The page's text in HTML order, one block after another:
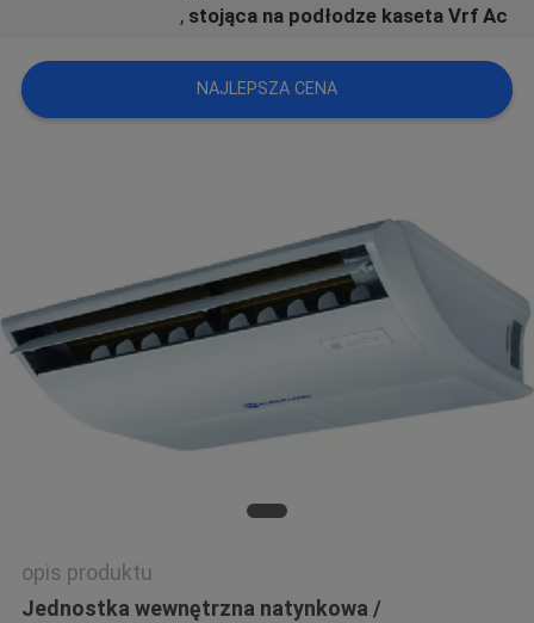
NEWS
, stojąca na podłodze kaseta Vrf Ac
NAJLEPSZA CENA
opis produktu
Jednostka wewnętrzna natynkowa /